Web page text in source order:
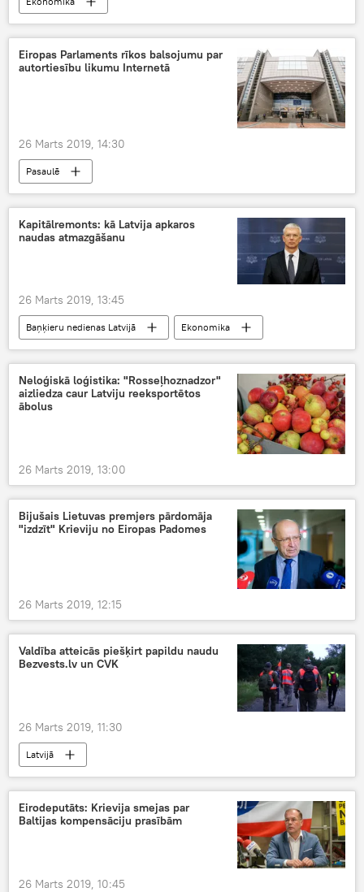
Eiropas Parlaments rīkos balsojumu par
autortiesību likumu Internetā
26 Marts 2019, 14:30
Pasaulē
Kapitālremonts: kā Latvija apkaros
naudas atmazgāšanu
26 Marts 2019, 13:45
Baņķieru nedienas Latvijā Ekonomika
Neloģiskā loģistika: "Rosseļhoznadzor"
aizliedza caur Latviju reeksportētos
ābolus
26 Marts 2019, 13:00
Bijušais Lietuvas premjers pārdomāja
"izdzīt" Krieviju no Eiropas Padomes
26 Marts 2019, 12:15
Valdība atteicās piešķirt papildu naudu
Bezvests.lv un CVK
26 Marts 2019, 11:30
Latvijā
Eirodeputāts: Krievija smejas par
Baltijas kompensāciju prasībām
26 Marts 2019, 10:45